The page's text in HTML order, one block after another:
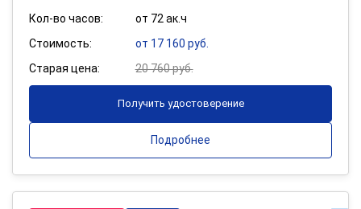
Кол-во часов:
от 72 ак.ч
Стоимость:
от 17 160 руб.
Старая цена:
20 760 руб.
Получить удостоверение
Подробнее